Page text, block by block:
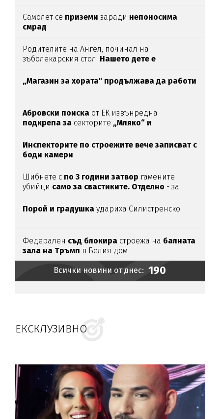
Самолет се приземи заради непоносима
смрад
Родителите на Ангел, починал на
зъболекарския стол: Нашето дете е
антидотътнаупойката
„Магазин за хората" продължава да работи
Абровски поиска от ЕК извънредна
подкрепа за секторите „Мляко“ и
Инспекторите по строежите вече записват с
боди камери
Шибнете с по 3 години затвор гамените
убийци само за свастиките. Отделно - за
Порой и градушка удариха Силистренско
Федерален съд блокира строежа на балната
зала на Тръмп в Белия дом
Всички новини от днес: 190
ЕКСКЛУЗИВНО